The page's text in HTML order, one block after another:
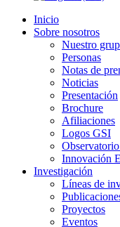
Inicio
Sobre nosotros
Nuestro
Personas
Notas de
Noticias
Presentación
Brochure
Afiliaciones
Logos GSI
Innovación
Investigación
Líneas de
Proyectos
Eventos